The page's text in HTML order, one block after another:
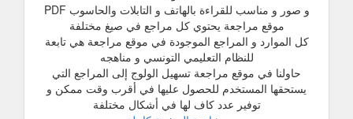
و صور و مناسب للقراءة بالهاتف و التابلات والحاسوب PDF
موقع مراجعة يحتوي كل مراجع في صيغ مختلفة
كل الموارد و المراجع الموجودة في موقع مراجعة هي تابعة
للنظام التعليمي التونسي و مناهجه
حاولنا في موقع مراجعة تسهيل الولوج إلى المراجع التي
يستحقها المستخدم للحصول عليها في أقرب وقت ممكن و
توفير عدد كاف لها في أشكال مختلفة